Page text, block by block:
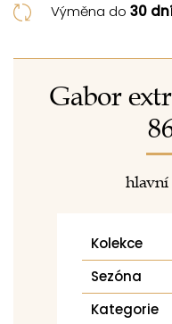
Výměna do 30
Gabor
hlavní
Kolekce
Sezóna
Kategorie